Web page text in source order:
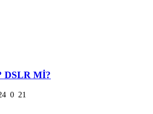
DSLR Mİ?
0 21